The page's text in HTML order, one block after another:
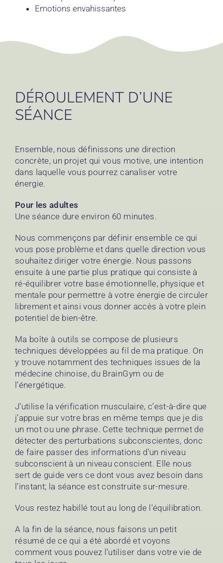
Emotions envahissantes
DÉROULEMENT D’UNE
SÉANCE
Ensemble, nous définissons une direction
concrète, un projet qui vous motive, une intention
dans laquelle vous pourrez canaliser votre
énergie.
Pour les adultes
Une séance dure environ 60 minutes.
Nous commençons par définir ensemble ce qui
vous pose problème et dans quelle direction vous
souhaitez diriger votre énergie. Nous passons
ensuite à une partie plus pratique qui consiste à
ré-équilibrer votre base émotionnelle, physique et
mentale pour permettre à votre énergie de circuler
librement et ainsi vous donner accès à votre plein
potentiel de bien-être.
Ma boîte à outils se compose de plusieurs
techniques développées au fil de ma pratique. On
y trouve notamment des techniques issues de la
médecine chinoise, du BrainGym ou de
l’énergétique.
J’utilise la vérification musculaire, c’est-à-dire que
j’appuie sur votre bras en même temps que je dis
un mot ou une phrase. Cette technique permet de
détecter des perturbations subconscientes, donc
de faire passer des informations d’un niveau
subconscient à un niveau conscient. Elle nous
sert de guide vers ce dont vous avez besoin dans
l’instant; la séance est construite sur-mesure.
Vous restez habillé tout au long de l’équilibration.
A la fin de la séance, nous faisons un petit
résumé de ce qui a été abordé et voyons
comment vous pouvez l’utiliser dans votre vie de